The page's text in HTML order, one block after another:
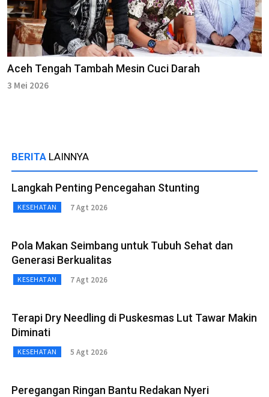
Aceh Tengah Tambah Mesin Cuci Darah
3 Mei 2026
BERITA LAINNYA
Langkah Penting Pencegahan Stunting
KESEHATAN 7 Agt 2026
Pola Makan Seimbang untuk Tubuh Sehat dan
Generasi Berkualitas
KESEHATAN 7 Agt 2026
Terapi Dry Needling di Puskesmas Lut Tawar Makin
Diminati
KESEHATAN 5 Agt 2026
Peregangan Ringan Bantu Redakan Nyeri